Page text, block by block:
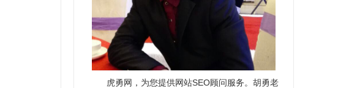
虎勇网，为您提供网站SEO顾问服务。胡勇老